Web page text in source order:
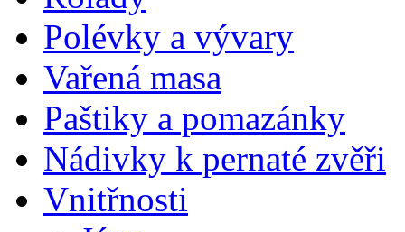
Polévky a vývary
Vařená masa
Paštiky a pomazánky
Nádivky k pernaté zvěři
Vnitřnosti